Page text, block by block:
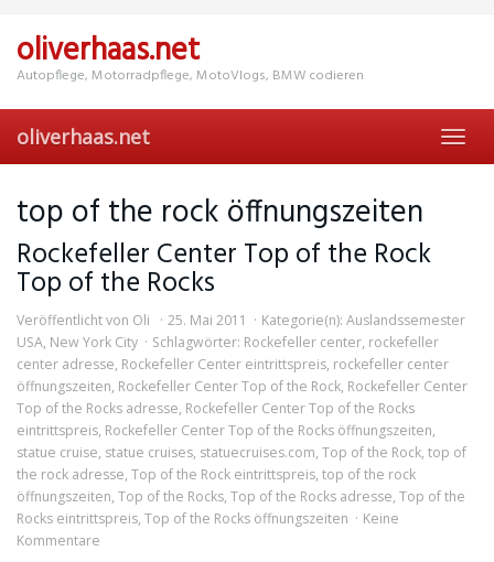
main
content
oliverhaas.net
Autopflege, Motorradpflege, MotoVlogs, BMW codieren
oliverhaas.net
top of the rock öffnungszeiten
Rockefeller Center Top of the Rock
Top of the Rocks
Veröffentlicht von Oli 25. Mai 2011 Kategorie(n): Auslandssemester
USA, New York City Schlagwörter: Rockefeller center, rockefeller
center adresse, Rockefeller Center eintrittspreis, rockefeller center
öffnungszeiten, Rockefeller Center Top of the Rock, Rockefeller Center
Top of the Rocks adresse, Rockefeller Center Top of the Rocks
eintrittspreis, Rockefeller Center Top of the Rocks öffnungszeiten,
statue cruise, statue cruises, statuecruises.com, Top of the Rock, top of
the rock adresse, Top of the Rock eintrittspreis, top of the rock
öffnungszeiten, Top of the Rocks, Top of the Rocks adresse, Top of the
Rocks eintrittspreis, Top of the Rocks öffnungszeiten
Keine
Kommentare